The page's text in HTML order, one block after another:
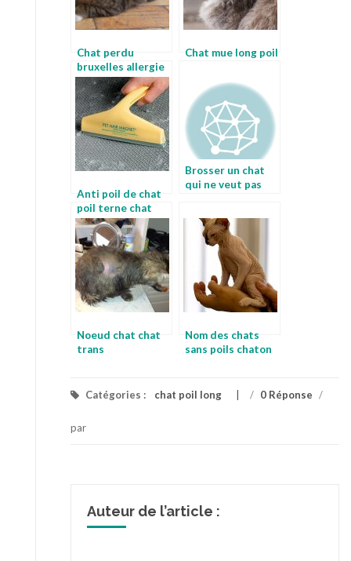
Chat perdu
bruxelles allergie
au poil de chat
Chat mue long poil
Anti poil de chat
poil terne chat
Brosser un chat
qui ne veut pas
Noeud chat chat
trans
Nom des chats
sans poils chaton
Catégories : chat poil long / 0 Réponse /
par
Auteur de l’article :